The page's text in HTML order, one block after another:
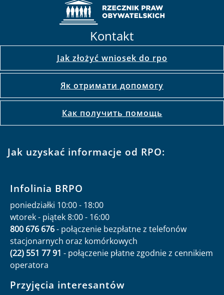
Kontakt
Jak złożyć wniosek do rpo
Як отримати допомогу
Как получить помощь
Jak uzyskać informacje od RPO:
Infolinia BRPO
poniedziałki 10:00 - 18:00
wtorek - piątek 8:00 - 16:00
800 676 676- połączenie bezpłatne z telefonów
stacjonarnych oraz komórkowych
(22) 551 77 91 - połączenie płatne zgodnie z cennikiem
operatora
Przyjęcia interesantów